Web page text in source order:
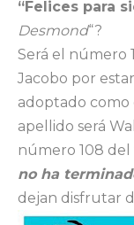
“Felices para
Desmond“?
Será el número
Jacobo por
adoptado como
apellido será
número 108 del
no ha
dejan disfrutar